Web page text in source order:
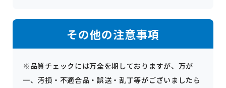
その他の注意事項
※品質チェックには万全を期しておりますが、万が
一、汚損・不適合品・誤送・乱丁等がございましたら